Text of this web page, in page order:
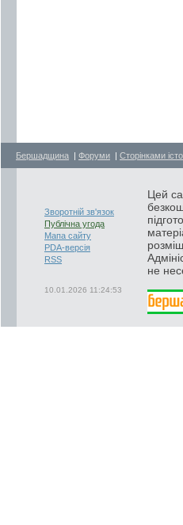
Бершадщина | Форуми | Сторінками
Зворотній зв'язок
Публічна угода
Мапа сайту
PDA-версія
RSS
10.01.2026 11:24:53
Цей
не